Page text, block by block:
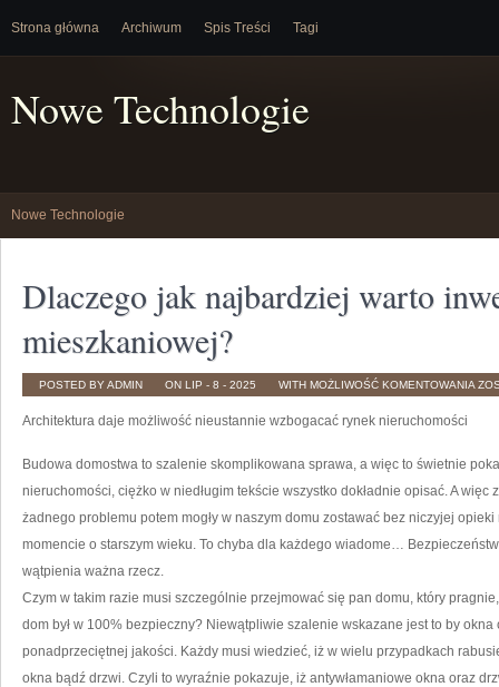
Strona główna Archiwum Spis Treści Tagi
Nowe Technologie
Nowe Technologie
Dlaczego jak najbardziej warto
mieszkaniowej?
POSTED BY ADMIN ON LIP - 8 - 2025 WITH MOŻLIWOŚĆ KOMENTOWANIA
JAK
Architektura daje możliwość nieustannie wzbogacać rynek nieruchomości
Budowa domostwa to szalenie skomplikowana sprawa, a więc to świetnie
nieruchomości, ciężko w niedługim tekście wszystko dokładnie opisać. A
żadnego problemu potem mogły w naszym domu zostawać bez niczyjej
momencie o starszym wieku. To chyba dla każdego wiadome…
wątpienia ważna rzecz.
Czym w takim razie musi szczególnie przejmować się pan domu, który
dom był w 100% bezpieczny? Niewątpliwie szalenie wskazane jest to by okna
ponadprzeciętnej jakości. Każdy musi wiedzieć, iż w wielu przypadkach
okna bądź drzwi. Czyli to wyraźnie pokazuje, iż antywłamaniowe okna oraz